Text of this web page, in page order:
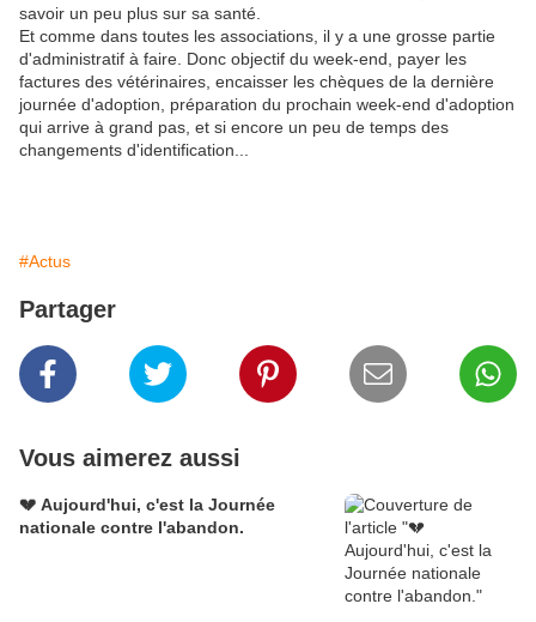
savoir un peu plus sur sa santé.
Et comme dans toutes les associations, il y a une grosse partie
d'administratif à faire. Donc objectif du week-end, payer les
factures des vétérinaires, encaisser les chèques de la dernière
journée d'adoption, préparation du prochain week-end d'adoption
qui arrive à grand pas, et si encore un peu de temps des
changements d'identification...
#Actus
Partager
Vous aimerez aussi
💔 Aujourd'hui, c'est la Journée
nationale contre l'abandon.